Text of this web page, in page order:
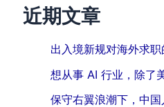
近期文章
出入境新规对海外求
想从事 AI 行业，除了
保守右翼浪潮下，中